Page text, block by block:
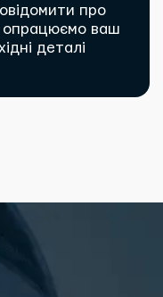
про
опрацюємо ваш
деталі